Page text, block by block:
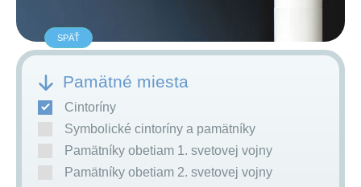
SPÄŤ
Pamätné miesta
Cintoríny
Symbolické cintoríny a pamätníky
Pamätníky obetiam 1. svetovej vojny
Pamätníky obetiam 2. svetovej vojny